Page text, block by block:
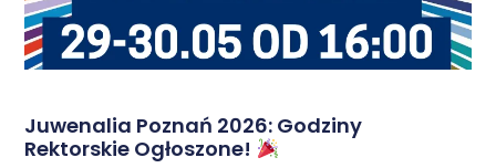
Juwenalia Poznań 2026: Godziny
Rektorskie Ogłoszone!